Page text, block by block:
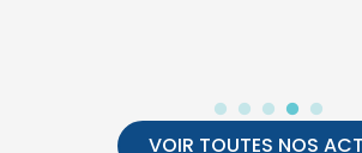
VOIR TOUTES NOS